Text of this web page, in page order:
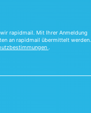
rapidmail. Mit Ihrer Anmeldung
an rapidmail übermittelt werden.
.